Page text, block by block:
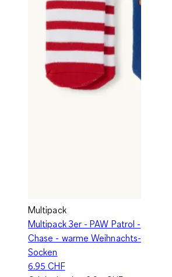
Multipack
Multipack 3er - PAW Patrol -
Chase - warme Weihnachts-
Socken
6.95 CHF